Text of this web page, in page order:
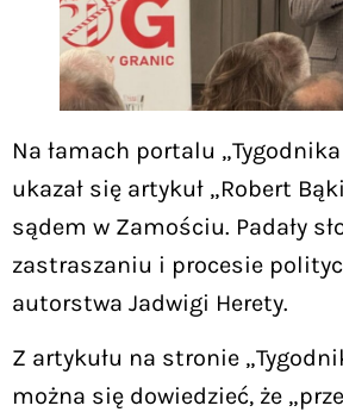
Na łamach portalu
ukazał się artykuł „Robert
sądem w Zamościu. Padały
zastraszaniu i procesie
autorstwa Jadwigi Herety.
Z artykułu na stronie
można się dowiedzieć, że